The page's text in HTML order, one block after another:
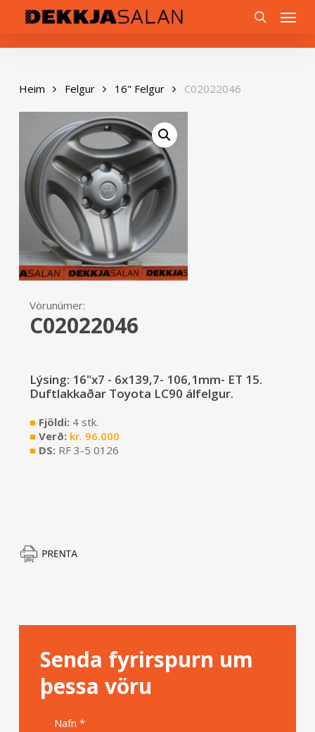
content
Menu
Heim Felgur 16" Felgur C02022046
Vörunúmer:
C02022046
Lýsing: 16"x7 - 6x139,7- 106,1mm- ET 15.
Duftlakkaðar Toyota LC90 álfelgur.
■Fjöldi: 4 stk.
■Verð: kr. 96.000
■DS: RF 3-5 0126
Senda fyrirspurn um
þessa vöru
Nafn *